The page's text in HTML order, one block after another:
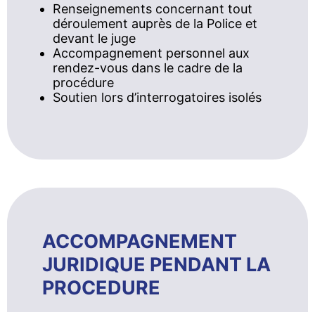
Renseignements concernant tout
déroulement auprès de la Police et
devant le juge
Accompagnement personnel aux
rendez-vous dans le cadre de la
procédure
Soutien lors d’interrogatoires isolés
ACCOMPAGNEMENT
JURIDIQUE PENDANT LA
PROCEDURE